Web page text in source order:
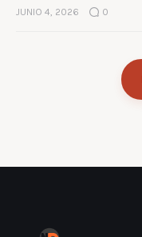
JUNIO 4, 2026 0